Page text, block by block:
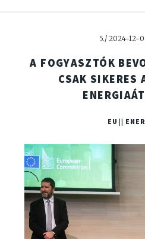
5./ 2024-12-
A FOGYASZTÓK
CSAK SIKERES
EU ||